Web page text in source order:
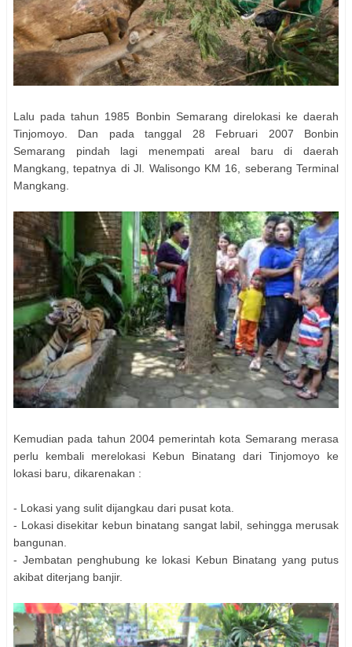
Lalu pada tahun 1985 Bonbin Semarang direlokasi ke daerah
Tinjomoyo. Dan pada tanggal 28 Februari 2007 Bonbin
Semarang pindah lagi menempati areal baru di daerah
Mangkang, tepatnya di Jl. Walisongo KM 16, seberang Terminal
Mangkang.
Kemudian pada tahun 2004 pemerintah kota Semarang merasa
perlu kembali merelokasi Kebun Binatang dari Tinjomoyo ke
lokasi baru, dikarenakan :
- Lokasi yang sulit dijangkau dari pusat kota.
- Lokasi disekitar kebun binatang sangat labil, sehingga merusak
bangunan.
- Jembatan penghubung ke lokasi Kebun Binatang yang putus
akibat diterjang banjir.